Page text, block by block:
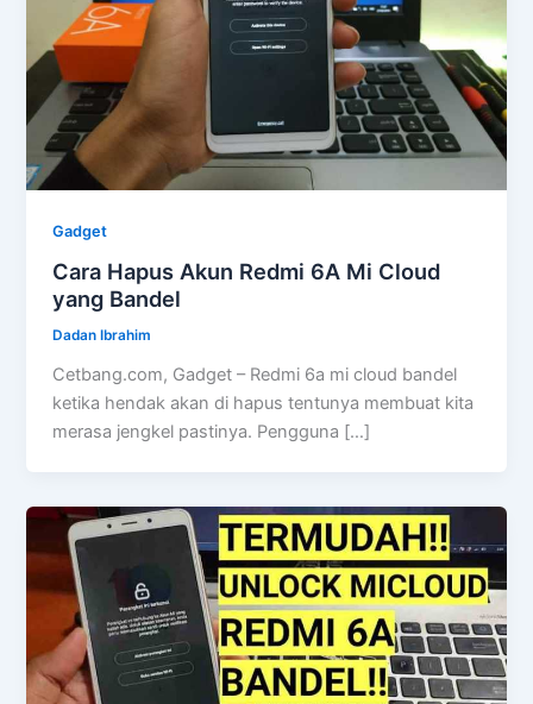
Gadget
Cara Hapus Akun Redmi 6A Mi Cloud
yang Bandel
Dadan Ibrahim
Cetbang.com, Gadget – Redmi 6a mi cloud bandel
ketika hendak akan di hapus tentunya membuat kita
merasa jengkel pastinya. Pengguna […]